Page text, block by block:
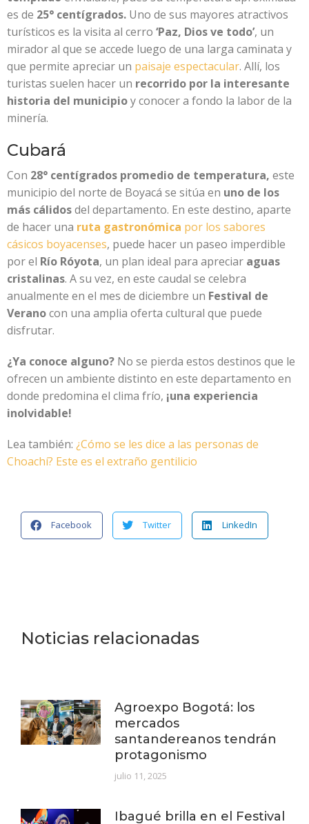
es de 25° centígrados. Uno de sus mayores atractivos
turísticos es la visita al cerro ‘Paz, Dios ve todo’, un
mirador al que se accede luego de una larga caminata y
que permite apreciar un paisaje espectacular. Allí, los
turistas suelen hacer un recorrido por la interesante
historia del municipioy conocer a fondo la labor de la
minería.
Cubará
Con 28° centígrados promedio de temperatura, este
municipio del norte de Boyacá se sitúa en uno de los
más cálidosdel departamento. En este destino, aparte
de hacer una ruta gastronómica por los sabores
cásicos boyacenses, puede hacer un paseo imperdible
por el Río Róyota, un plan ideal para apreciar aguas
cristalinas. A su vez, en este caudal se celebra
anualmente en el mes de diciembre un Festival de
Veranocon una amplia oferta cultural que puede
disfrutar.
¿Ya conoce alguno? No se pierda estos destinos que le
ofrecen un ambiente distinto en este departamento en
donde predomina el clima frío, ¡una experiencia
inolvidable!
Lea también: ¿Cómo se les dice a las personas de
Choachí? Este es el extraño gentilicio
Facebook Twitter LinkedIn
Noticias relacionadas
Agroexpo Bogotá: los
mercados
santandereanos tendrán
protagonismo
julio 11, 2025
Ibagué brilla en el Festival